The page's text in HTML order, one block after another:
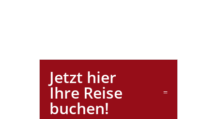
Jetzt hier
Ihre Reise
buchen!